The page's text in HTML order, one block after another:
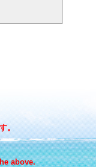
。
above.